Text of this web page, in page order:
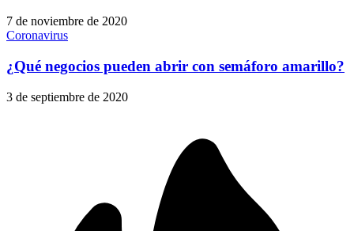
7 de noviembre de 2020
Coronavirus
¿Qué negocios pueden abrir con semáforo amarillo?
3 de septiembre de 2020